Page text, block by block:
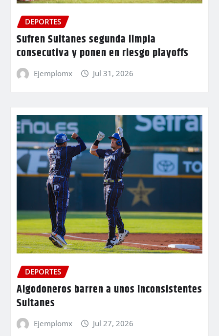
DEPORTES
Sufren Sultanes segunda limpia
consecutiva y ponen en riesgo playoffs
Ejemplomx Jul 31, 2026
DEPORTES
Algodoneros barren a unos inconsistentes
Sultanes
Ejemplomx Jul 27, 2026